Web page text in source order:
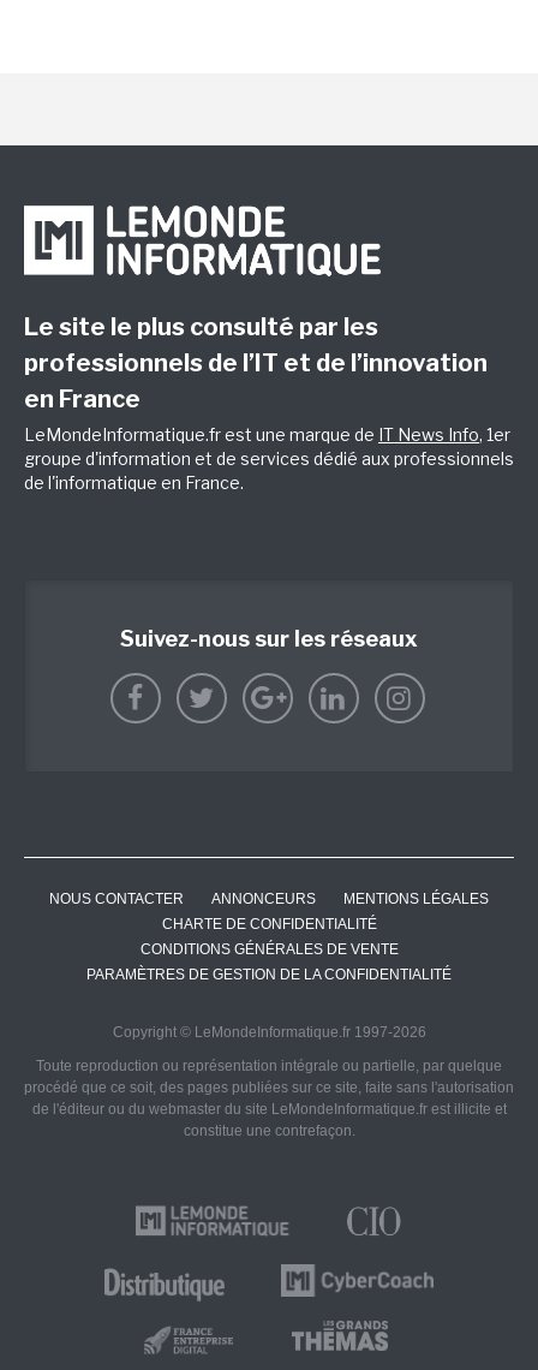
Le site le plus consulté par les
professionnels de l’IT et de l’innovation
en France
LeMondeInformatique.fr est une marque de IT News Info, 1er
groupe d'information et de services dédié aux professionnels
de l'informatique en France.
Suivez-nous sur les réseaux
NOUS CONTACTER ANNONCEURS
MENTIONS LÉGALES
CHARTE DE CONFIDENTIALITÉ
CONDITIONS GÉNÉRALES DE VENTE
PARAMÈTRES DE GESTION DE LA CONFIDENTIALITÉ
Copyright © LeMondeInformatique.fr 1997-2026
Toute reproduction ou représentation intégrale ou partielle, par quelque
procédé que ce soit, des pages publiées sur ce site, faite sans l'autorisation
de l'éditeur ou du webmaster du site LeMondeInformatique.fr est illicite et
constitue une contrefaçon.